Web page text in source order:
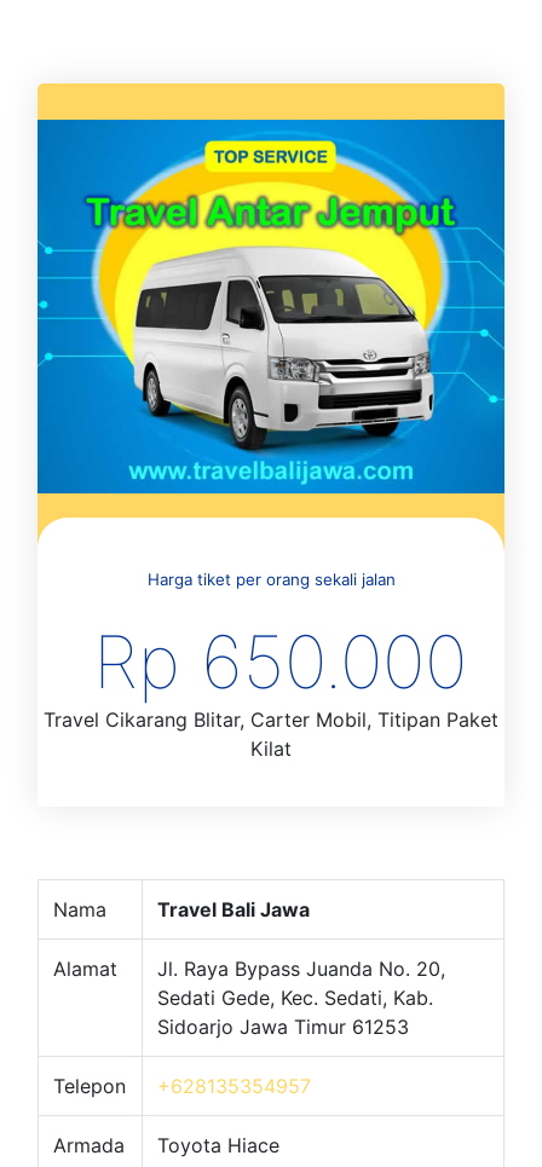
Harga tiket per orang sekali jalan
Rp 650.000
Travel Cikarang Blitar, Carter Mobil, Titipan Paket
Kilat
Nama Travel Bali Jawa
Alamat
Jl. Raya Bypass Juanda No. 20,
Sedati Gede, Kec. Sedati, Kab.
Sidoarjo Jawa Timur 61253
Telepon +628135354957
Armada Toyota Hiace